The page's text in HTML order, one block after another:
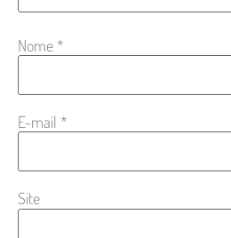
Nome *
E-mail *
Site